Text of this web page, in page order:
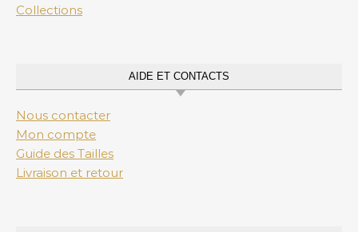
Collections
AIDE ET CONTACTS
Nous contacter
Mon compte
Guide des Tailles
Livraison et retour